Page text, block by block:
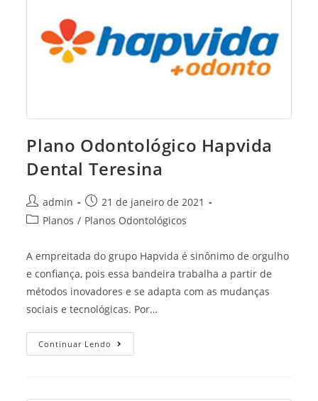
Plano Odontológico Hapvida
Dental Teresina
Post
author:
admin
Post
published:
21 de janeiro de 2021
PostPlanos / Planos Odontológicos
A empreitada do grupo Hapvida é sinônimo de orgulho
e confiança, pois essa bandeira trabalha a partir de
métodos inovadores e se adapta com as mudanças
sociais e tecnológicas. Por…
Continuar Lendo Plano
Odontológico